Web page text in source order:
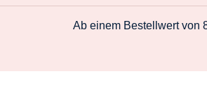
Ab einem Bestellwert von